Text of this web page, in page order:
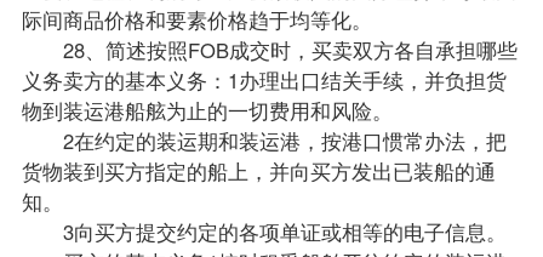
际间商品价格和要素价格趋于均等化。
28、简述按照FOB成交时，买卖双方各自承担哪些
义务卖方的基本义务：1办理出口结关手续，并负担货
物到装运港船舷为止的一切费用和风险。
2在约定的装运期和装运港，按港口惯常办法，把
货物装到买方指定的船上，并向买方发出已装船的通
知。
3向买方提交约定的各项单证或相等的电子信息。